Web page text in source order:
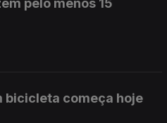
pelo menos 15
bicicleta começa hoje